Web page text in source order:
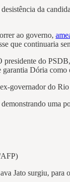
da
ao governo,
que continuaria
presidente do
garantia Dória
governador do
uma
Jato surgiu, para